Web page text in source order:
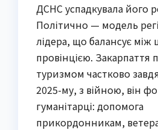
ДСНС успадкувала його
Політично — модель
лідера, що балансує між
провінцією. Закарпаття
туризмом частково
2025-му, з війною, він
гуманітарці: допомога
прикордонникам,